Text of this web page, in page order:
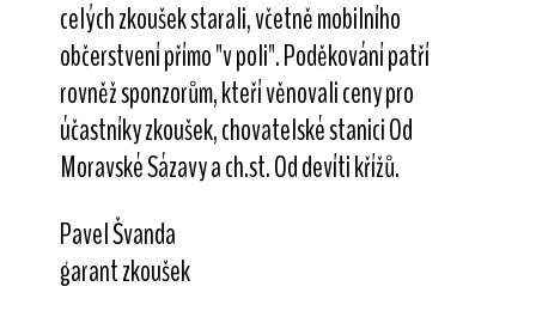
celých zkoušek starali, včetně mobilního
občerstvení přímo "v poli". Poděkování patří
rovněž sponzorům, kteří věnovali ceny pro
účastníky zkoušek, chovatelské stanici Od
Moravské Sázavy a ch.st. Od devíti křížů.
Pavel Švanda
garant zkoušek